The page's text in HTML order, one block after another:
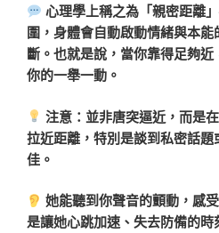
心理學上稱之為「親密距離
圍，身體會自動啟動情緒與本
斷。也就是說，當你靠得足夠
你的一舉一動。
注意：並非唐突逼近，而是
拉近距離，特別是談到私密話
佳。
她能聽到你聲音的顫動，感
是讓她心跳加速、失去防備的時